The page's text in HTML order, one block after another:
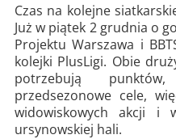
Czas na kolejne
Już w piątek 2 grudnia o
Projektu Warszawa i
kolejki PlusLigi. Obie
potrzebują
przedsezonowe cele,
widowiskowych akcji i
ursynowskiej hali.